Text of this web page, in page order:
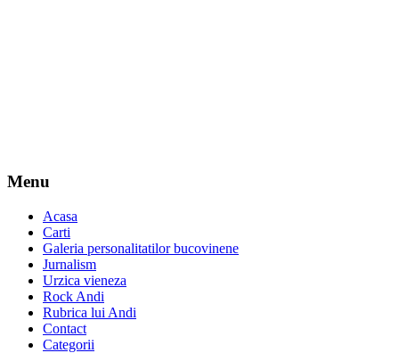
Menu
Acasa
Carti
Galeria personalitatilor bucovinene
Jurnalism
Urzica vieneza
Rock Andi
Rubrica lui Andi
Contact
Categorii